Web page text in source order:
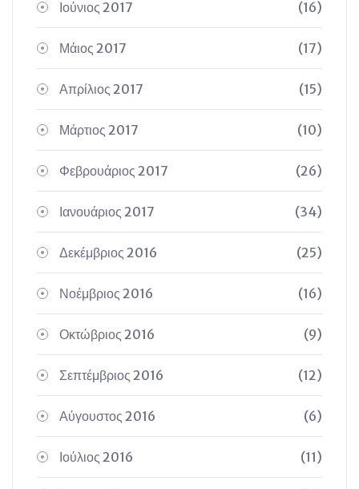
Ιούνιος 2017 (16)
Μάιος 2017 (17)
Απρίλιος 2017 (15)
Μάρτιος 2017 (10)
Φεβρουάριος 2017 (26)
Ιανουάριος 2017 (34)
Δεκέμβριος 2016 (25)
Νοέμβριος 2016 (16)
Οκτώβριος 2016 (9)
Σεπτέμβριος 2016 (12)
Αύγουστος 2016 (6)
Ιούλιος 2016 (11)